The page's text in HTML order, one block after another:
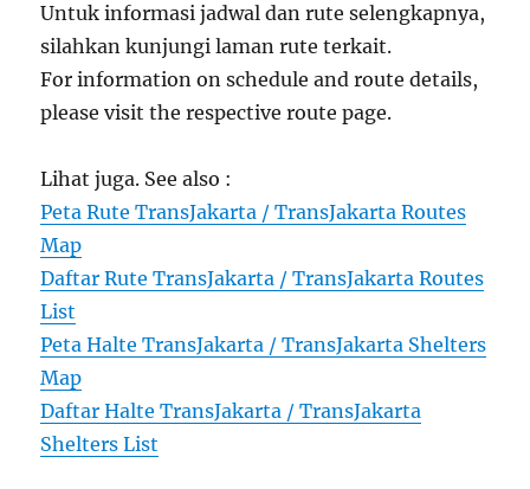
Untuk informasi jadwal dan rute selengkapnya,
silahkan kunjungi laman rute terkait.
For information on schedule and route details,
please visit the respective route page.
Lihat juga. See also :
Peta Rute TransJakarta / TransJakarta Routes
Map
Daftar Rute TransJakarta / TransJakarta Routes
List
Peta Halte TransJakarta / TransJakarta Shelters
Map
Daftar Halte TransJakarta / TransJakarta
Shelters List